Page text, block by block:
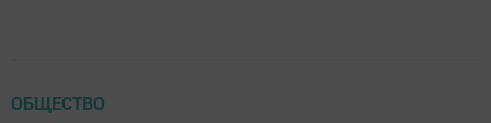
ОБЩЕСТВО